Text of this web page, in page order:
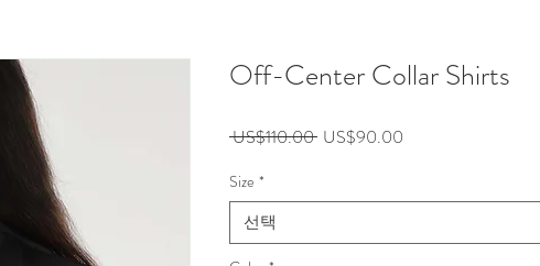
Off-Center Collar Shirts
US$110.00 일US$90.00
Size *
선택